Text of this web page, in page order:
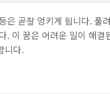
은 곧잘 엉키게 됩니다. 풀
. 이 꿈은 어려운 일이 해결
니다.